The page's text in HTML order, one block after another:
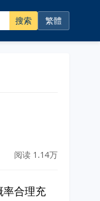
搜索 繁體
阅读 1.14万
率合理充